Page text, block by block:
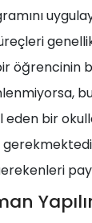
öğrencinin
eden bir